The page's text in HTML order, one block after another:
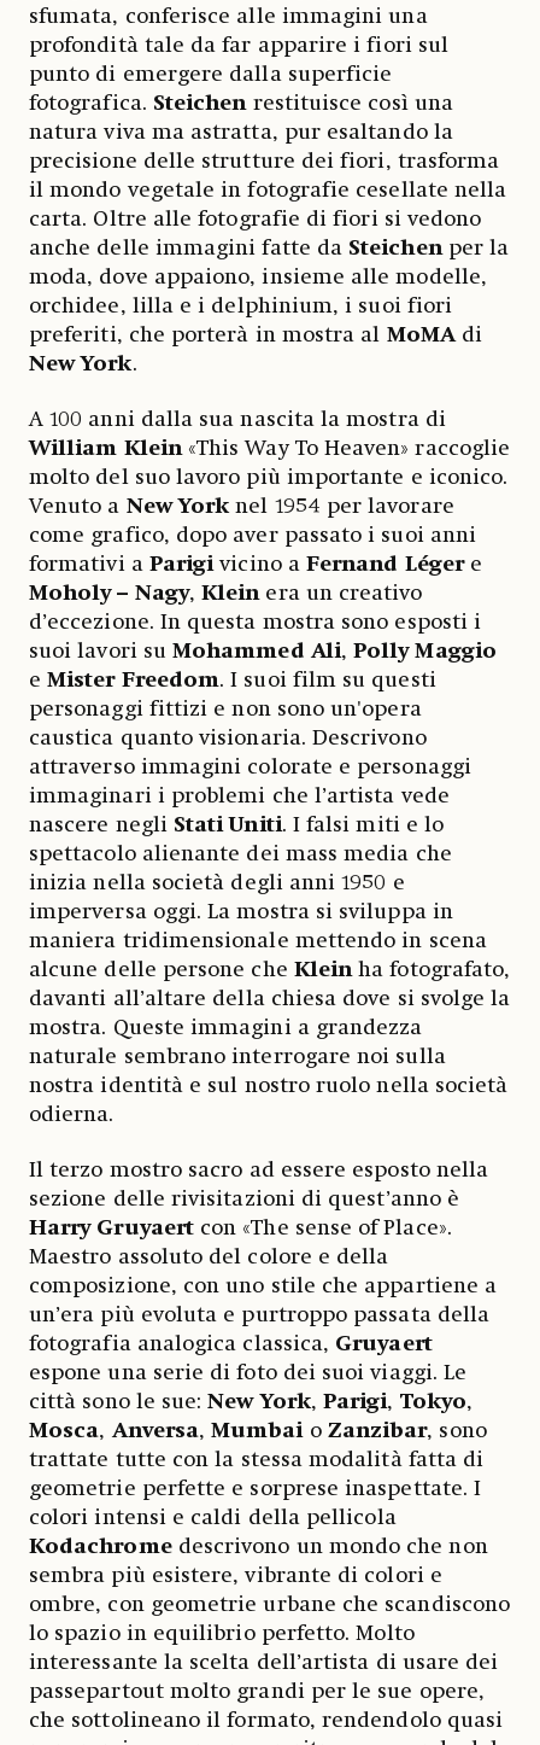
sfumata, conferisce alle immagini una
profondità tale da far apparire i fiori sul
punto di emergere dalla superficie
fotografica. Steichenrestituisce così una
natura viva ma astratta, pur esaltando la
precisione delle strutture dei fiori, trasforma
il mondo vegetale in fotografie cesellate nella
carta. Oltre alle fotografie di fiori si vedono
anche delle immagini fatte da Steichenper la
moda, dove appaiono, insieme alle modelle,
orchidee, lilla e i delphinium, i suoi fiori
preferiti, che porterà in mostra al MoMAdi
New York.
A 100 anni dalla sua nascita la mostra di
William Klein«This Way To Heaven» raccoglie
molto del suo lavoro più importante e iconico.
Venuto a New Yorknel 1954 per lavorare
come grafico, dopo aver passato i suoi anni
formativi a Parigivicino a Fernand Légere
Moholy – Nagy,Kleinera un creativo
d’eccezione. In questa mostra sono esposti i
suoi lavori suMohammed Ali,Polly Maggio
eMister Freedom. I suoi film su questi
personaggi fittizi e non sono un'opera
caustica quanto visionaria. Descrivono
attraverso immagini colorate e personaggi
immaginari i problemi che l’artista vede
nascere negli Stati Uniti. I falsi miti e lo
spettacolo alienante dei mass media che
inizia nella società degli anni 1950 e
imperversa oggi. La mostra si sviluppa in
maniera tridimensionale mettendo in scena
alcune delle persone che Kleinha fotografato,
davanti all’altare della chiesa dove si svolge la
mostra. Queste immagini a grandezza
naturale sembrano interrogare noi sulla
nostra identità e sul nostro ruolo nella società
odierna.
Il terzo mostro sacro ad essere esposto nella
sezione delle rivisitazioni di quest’anno è
Harry Gruyaertcon «The sense of Place».
Maestro assoluto del colore e della
composizione, con uno stile che appartiene a
un’era più evoluta e purtroppo passata della
fotografia analogica classica, Gruyaert
espone una serie di foto dei suoi viaggi. Le
città sono le sue:New York,Parigi, Tokyo,
Mosca, Anversa,Mumbaio Zanzibar, sono
trattate tutte con la stessa modalità fatta di
geometrie perfette e sorprese inaspettate. I
colori intensi e caldi della pellicola
Kodachromedescrivono un mondo che non
sembra più esistere, vibrante di colori e
ombre, con geometrie urbane che scandiscono
lo spazio in equilibrio perfetto. Molto
interessante la scelta dell’artista di usare dei
passepartout molto grandi per le sue opere,
che sottolineano il formato, rendendolo quasi